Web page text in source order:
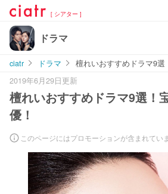
[ シアター ]
ドラマ
ciatr ドラマ
檀れいおすすめドラマ9選
2019年6月29日更新
檀れいおすすめドラマ9選！
優！
このページにはプロモーションが含まれてい